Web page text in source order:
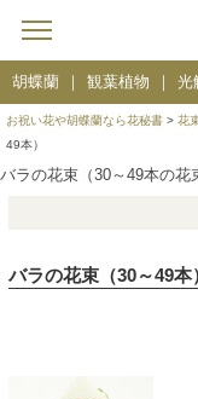
胡蝶蘭 観葉植物 光
お祝い花や胡蝶蘭なら花秘書 > 花
49本）
バラの花束（30～49本の花
バラの花束（30～49本